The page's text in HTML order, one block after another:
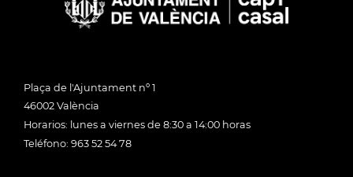
Plaça de l'Ajuntament nº 1
46002 València
Horarios: lunes a viernes de 8:30 a 14:00 horas
Teléfono: 963 52 54 78